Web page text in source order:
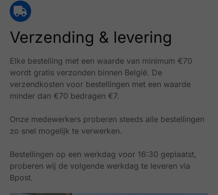
Verzending & levering
Elke bestelling met een waarde van minimum €70
wordt gratis verzonden binnen België. De
verzendkosten voor bestellingen met een waarde
minder dan €70 bedragen €7.
Onze medewerkers proberen steeds alle bestellingen
zo snel mogelijk te verwerken.
Bestellingen op een werkdag voor 16:30 geplaatst,
proberen wij de volgende werkdag te leveren via
Bpost.